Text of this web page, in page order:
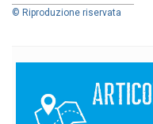
© Riproduzione riservata